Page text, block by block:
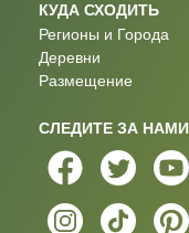
КУДА СХОДИТЬ
Регионы и Города
Деревни
Размещение
СЛЕДИТЕ ЗА НАМИ